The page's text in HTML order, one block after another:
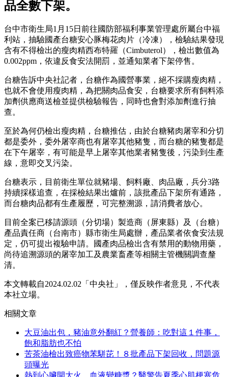
品全數下架。
台中市衛生局1月15日前往國防部福利事業管理處所屬台中福
利站，抽驗國產台糖安心豚梅花肉片（冷凍），檢驗結果發現
含有不得檢出的瘦肉精西布特羅（Cimbuterol），檢出數值為
0.002ppm，依違反食安法開罰，並通知業者下架停售。
台糖告訴中央社記者，台糖作為國營事業，絕不採購瘦肉精，
也就不會使用瘦肉精，為把關肉品食安，台糖要求所有飼料添
加劑供應商送檢並提供檢驗報告，同時也會對添加劑進行抽
查。
至於為何仍檢出瘦肉精，台糖推估，由於台糖豬肉屠宰和分切
都是委外，委外屠宰商也有屠宰其他豬隻，而台糖的豬隻都是
在下午屠宰，有可能是早上屠宰其他業者豬隻後，污染到生產
線，意即交叉污染。
台糖表示，目前衛生單位就豬場、飼料廠、肉品廠，兵分3路
持續採樣追查，在採檢結果出爐前，該批產品下架所有通路，
而台糖肉品都有生產履歷，可完整溯源，請消費者放心。
目前全案已移請源頭（分切場）製造商（屏東縣）及（台糖）
產品責任商（台南市）縣市衛生局處辦，產品業者依食安法規
定，仍可提出複驗申請。國產肉品檢出含有禁用的動物用藥，
尚待追溯源頭的屠宰加工及農業畜產等相關主管機關調查釐
清。
本文轉載自2024.02.02「中央社」，僅反映作者意見，不代表
本社立場。
相關文章
大豆油出包，豬油意外翻紅？營養師：吃對這１件事，
飽和脂肪也不怕
苦茶油檢出致癌物苯駢芘！８批產品下架回收，問題源
頭曝光
熱到心臟開大火、血液變糖漿？醫警告夏季心肌梗塞危